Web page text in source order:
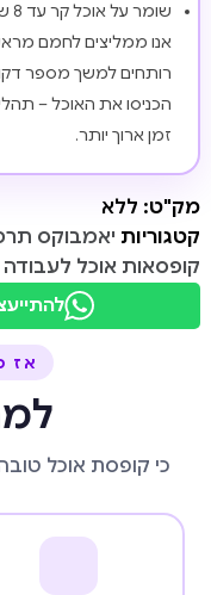
שומר על אוכל קר עד 8 שעות, בשימוש חבילת קרח.
אנו ממליצים לחמם
רותחים למשך מספר
הכניסו את האוכל –
זמן ארוך יותר.
מק"ט: ללא
קטגוריות יאמבוקס
קופסאות אוכל
אז
כי קופסת אוכל